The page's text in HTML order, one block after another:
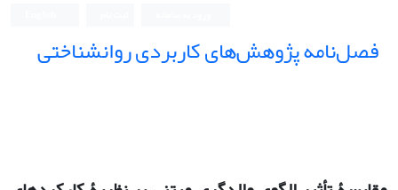
فصل‌نامه پژوهش‌های کاربردی روانشناختی